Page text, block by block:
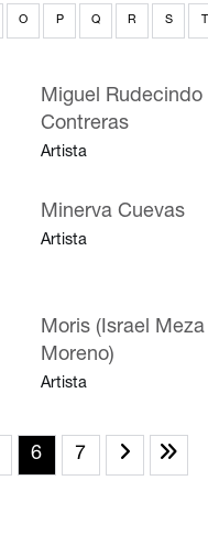
O P Q R S T
Miguel Rudecindo
Contreras
Artista
Minerva Cuevas
Artista
Moris (Israel Meza
Moreno)
Artista
6 7